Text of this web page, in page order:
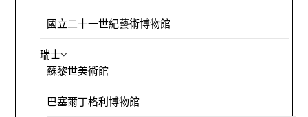
國立二十一世紀藝術博物館
瑞士
蘇黎世美術館
巴塞爾丁格利博物館